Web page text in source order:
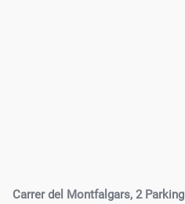
Carrer del Montfalgars, 2 Parking